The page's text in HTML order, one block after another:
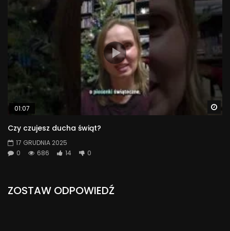
01:07
Czy czujesz ducha świąt?
17 GRUDNIA 2025
0
686 14 0
ZOSTAW ODPOWIEDŹ